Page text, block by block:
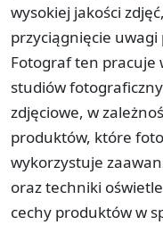
wysokiej jakości
przyciągnięcie
Fotograf ten pracuje
studiów
zdjęciowe, w
produktów, które
wykorzystuje
oraz techniki
cechy produktów w